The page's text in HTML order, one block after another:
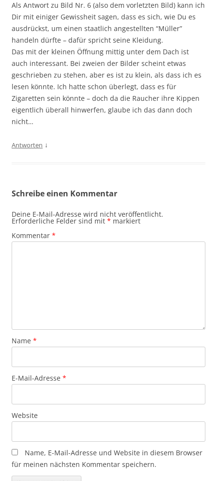
Als Antwort zu Bild Nr. 6 (also dem vorletzten Bild) kann ich
Dir mit einiger Gewissheit sagen, dass es sich, wie Du es
ausdrückst, um einen staatlich angestellten “Müller”
handeln dürfte – dafür spricht seine Kleidung.
Das mit der kleinen Öffnung mittig unter dem Dach ist
auch interessant. Bei zweien der Bilder scheint etwas
geschrieben zu stehen, aber es ist zu klein, als dass ich es
lesen könnte. Ich hatte schon überlegt, dass es für
Zigaretten sein könnte – doch da die Raucher ihre Kippen
eigentlich überall hinwerfen, glaube ich das dann doch
nicht…
Antworten ↓
Schreibe einen Kommentar
Deine E-Mail-Adresse wird nicht veröffentlicht.
Erforderliche Felder sind mit * markiert
Kommentar *
Name *
E-Mail-Adresse *
Website
Name, E-Mail-Adresse und Website in diesem Browser
für meinen nächsten Kommentar speichern.